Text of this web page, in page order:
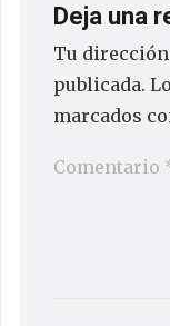
Deja una
Tu
publicada.
marcados